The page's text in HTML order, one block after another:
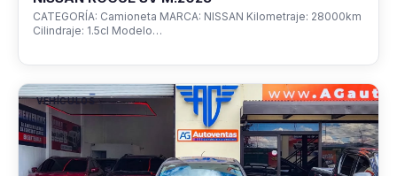
CATEGORÍA: Camioneta MARCA: NISSAN Kilometraje: 28000km
Cilindraje: 1.5cl Modelo…
VEHÍCULOS